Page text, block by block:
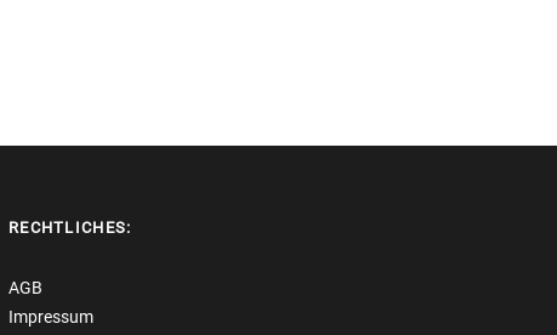
RECHTLICHES:
AGB
Impressum